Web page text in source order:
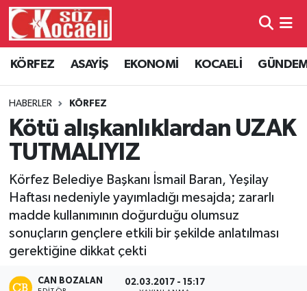
KÖRFEZ ASAYİŞ EKONOMİ KOCAELİ
HABERLER KÖRFEZ
Kötü alışkanlıklardan UZAK
TUTMALIYIZ
Körfez Belediye Başkanı İsmail Baran, Yeşilay
Haftası nedeniyle yayımladığı mesajda; zararlı
madde kullanımının doğurduğu olumsuz
sonuçların gençlere etkili bir şekilde anlatılması
gerektiğine dikkat çekti
CAN BOZALAN 02.03.2017 - 15:17
Kocaeli Hava Durumu
Kocaeli Namaz Vakitleri
Kocaeli Trafik Yoğunluk Haritası
Süper Lig Puan Durumu ve Fikstür
Tüm Manşetler
Son Dakika Haberleri